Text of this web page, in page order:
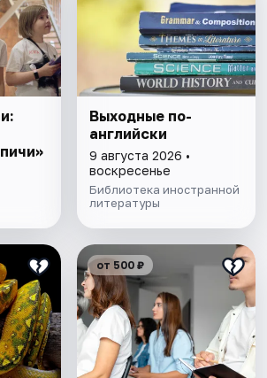
Выходные по-
английски
9 августа 2026 •
воскресенье
Библиотека иностранной
литературы
от 500 ₽